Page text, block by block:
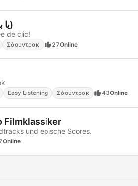
yabiladi (يا بلادى)
de clic!
Σάουντρακ 27Online
Easy Listening Σάουντρακ 43Online
Filmklassiker
und epische Scores.
Online